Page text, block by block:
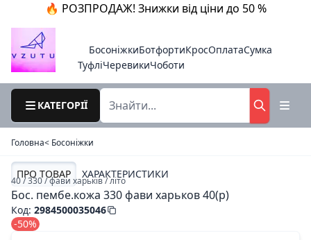
🔥 РОЗПРОДАЖ! Знижки від ціни до 50 %
БосоніжкиБотфортиКросОплатаСумка
ТуфліЧеревикиЧоботи
КАТЕГОРІЇ
Головна< Босоніжки
ПРО ТОВАР ХАРАКТЕРИСТИКИ
40 / 330 / фави харьків / літо
Бос. пембе.кожа 330 фави харьков 40(р)
Код: 2984500035046
-50%